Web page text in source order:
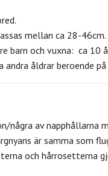
mellan ca 28-46cm.
barn och vuxna: ca 10
andra åldrar beroende
några av napphållarna
är samma som
och hårrosetterna